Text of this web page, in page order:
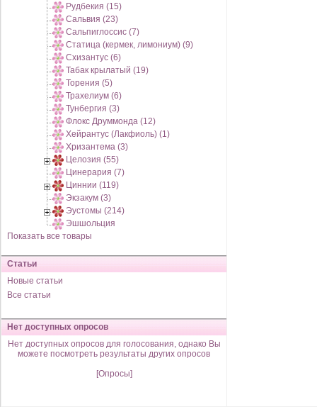
Рудбекия (15)
Сальвия (23)
Сальпиглоссис (7)
Статица (кермек, лимониум) (9)
Схизантус (6)
Табак крылатый (19)
Торения (5)
Трахелиум (6)
Тунбергия (3)
Флокс Друммонда (12)
Хейрантус (Лакфиоль) (1)
Хризантема (3)
Целозия (55)
Цинерария (7)
Циннии (119)
Экзакум (3)
Эустомы (214)
Эшшольция
Показать все товары
Статьи
Новые статьи
Все статьи
Нет доступных опросов
Нет доступных опросов для голосования, однако Вы
можете посмотреть результаты других опросов
[Опросы]